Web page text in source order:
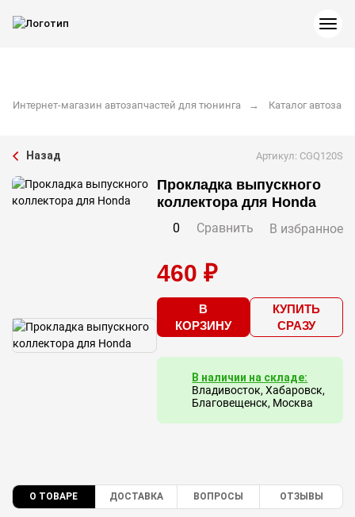
Интернет-магазин автозапчастей для тюнинга Каталог
Назад Артикул: CGQ120S
Прокладка выпускного
коллектора для Honda
0 Сравнить В избранное
460 ₽
В
КОРЗИНУ
КУПИТЬ
СРАЗУ
В наличии на складе:
Владивосток, Хабаровск,
Благовещенск, Москва
О ТОВАРЕ ДОСТАВКА ВОПРОСЫ ОТЗЫВЫ